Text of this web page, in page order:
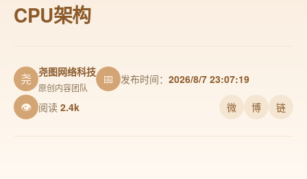
CPU架构
尧 尧图网络科技
原创内容团队
📅 发布时间： 2026/8/7 23:07:19
👁 阅读 2.4k 微 博 链